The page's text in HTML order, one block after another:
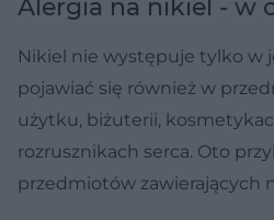
Alergia na nikiel - w
Nikiel nie występuje tylko w
pojawiać się również w
użytku, biżuterii,
rozrusznikach serca. Oto
przedmiotów zawierających